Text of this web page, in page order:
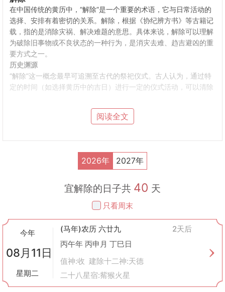
在中国传统的黄历中，“解除”是一个重要的术语，它与日常活动的
选择、安排有着密切的关系。解除，根据《协纪辨方书》等古籍记
载，指的是消除灾祸、解决难题的意思。具体来说，解除可以理解
为破除旧事物或不良状态的一种行为，是消灾去难、趋吉避凶的重
要方式之一。
历史渊源
“解除”这一概念最早可追溯至古代的祭祀仪式。古人认为，通过特
定的时间（如选择黄历中的吉日）进行一定的仪式活动，可以清除
展，“解除”逐渐成为了一种广泛应用于日常生活的行为准则，人们
会在特定的日子进行打扫房屋、清理杂物等活动，以此来驱邪避
解除的基本含义
：“解除”从字面上理解为“解开”或“去除”，意味着释放、排
在农业生产中，解除日通常被认为不宜播种和种植作物，因为这一
天象征着结束与释放，不适合进行新的开始。
但适合进行一些收获后的工作，如收割后的土地整理、灌溉系统的
维护等。
搬家搬迁：解除日不适宜搬家，因为搬家需要新的开始，而解除日
更适合于清理旧物，处理杂物。
阅读全文
2026年 2027年
宜解除的日子共 40 天
只看周末
今年
08月11日
星期二
(马年)农历 六廿九
2天后
丙午年 丙申月 丁巳日
值神:收 建除十二神:天德
二十八星宿:觜猴火星